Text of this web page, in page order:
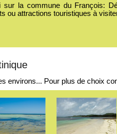
sur la commune du François:
ou attractions touristiques à
environs... Pour plus de choix